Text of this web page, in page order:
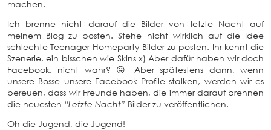
machen.
Ich brenne nicht darauf die Bilder von letzte Nacht auf
meinem Blog zu posten. Stehe nicht wirklich auf die Idee
schlechte Teenager Homeparty Bilder zu posten. Ihr kennt die
Szenerie, ein bisschen wie Skins x) Aber dafür haben wir doch
Facebook, nicht wahr? 😛 Aber spätestens dann, wenn
unsere Bosse unsere Facebook Profile stalken, werden wir es
bereuen, dass wir Freunde haben, die immer darauf brennen
die neuesten “Letzte Nacht” Bilder zu veröffentlichen.
Oh die Jugend, die Jugend!